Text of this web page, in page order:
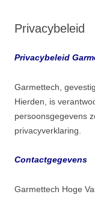
Privacybeleid
Privacybeleid
Garmettech,
Hierden, is
persoonsgegevens
privacyverklaring.
Contactgegevens
Garmettech Hoge